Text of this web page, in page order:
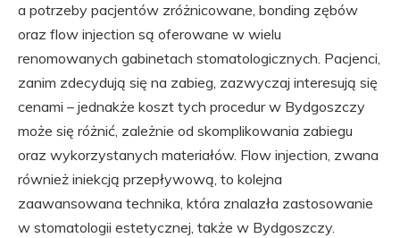
a potrzeby pacjentów zróżnicowane, bonding zębów
oraz flow injection są oferowane w wielu
renomowanych gabinetach stomatologicznych. Pacjenci,
zanim zdecydują się na zabieg, zazwyczaj interesują się
cenami – jednakże koszt tych procedur w Bydgoszczy
może się różnić, zależnie od skomplikowania zabiegu
oraz wykorzystanych materiałów. Flow injection, zwana
również iniekcją przepływową, to kolejna
zaawansowana technika, która znalazła zastosowanie
w stomatologii estetycznej, także w Bydgoszczy.